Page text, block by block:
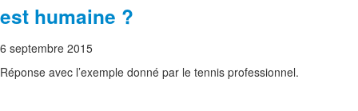
est humaine ?
6 septembre 2015
Réponse avec l’exemple donné par le tennis professionnel.